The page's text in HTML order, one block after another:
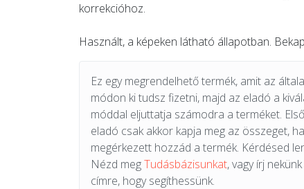
korrekcióhoz.
Használt, a képeken látható állapotban.
Ez egy megrendelhető termék, amit az
módon ki tudsz fizetni, majd az eladó a
móddal eljuttatja számodra a terméket.
eladó csak akkor kapja meg az összeget,
megérkezett hozzád a termék. Kérdésed
Nézd megTudásbázisunkat, vagy írj
címre, hogy segíthessünk.